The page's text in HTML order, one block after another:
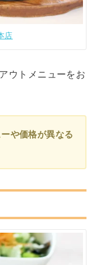
店
ウトメニューをお
や価格が異なる